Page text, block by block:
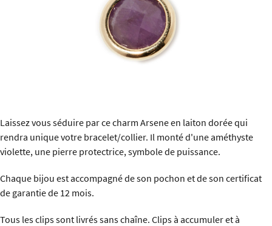
Laissez vous séduire par ce charm Arsene en laiton dorée qui
rendra unique votre bracelet/collier. Il monté d'une améthyste
violette, une pierre protectrice, symbole de puissance.
Chaque bijou est accompagné de son pochon et de son certificat
de garantie de 12 mois.
Tous les clips sont livrés sans chaîne. Clips à accumuler et à